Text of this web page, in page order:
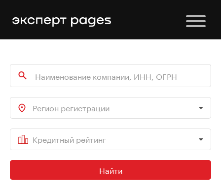
Регион регистрации
Кредитный рейтинг
Найти